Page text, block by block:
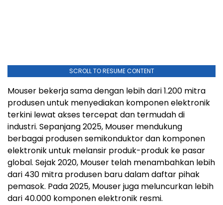
SCROLL TO RESUME CONTENT
Mouser bekerja sama dengan lebih dari 1.200 mitra
produsen untuk menyediakan komponen elektronik
terkini lewat akses tercepat dan termudah di
industri. Sepanjang 2025, Mouser mendukung
berbagai produsen semikonduktor dan komponen
elektronik untuk melansir produk-produk ke pasar
global. Sejak 2020, Mouser telah menambahkan lebih
dari 430 mitra produsen baru dalam daftar pihak
pemasok. Pada 2025, Mouser juga meluncurkan lebih
dari 40.000 komponen elektronik resmi.